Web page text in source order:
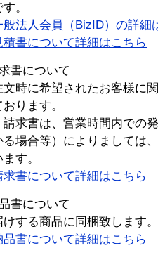
。
般法人会員（BizID）の詳細
積書について詳細はこちら
書について
文時に希望されたお客様に
おります。
請求書は、営業時間内での
る場合等）によりましては
す。
求書について詳細はこちら
書について
けする商品に同梱致します。
品書について詳細はこちら